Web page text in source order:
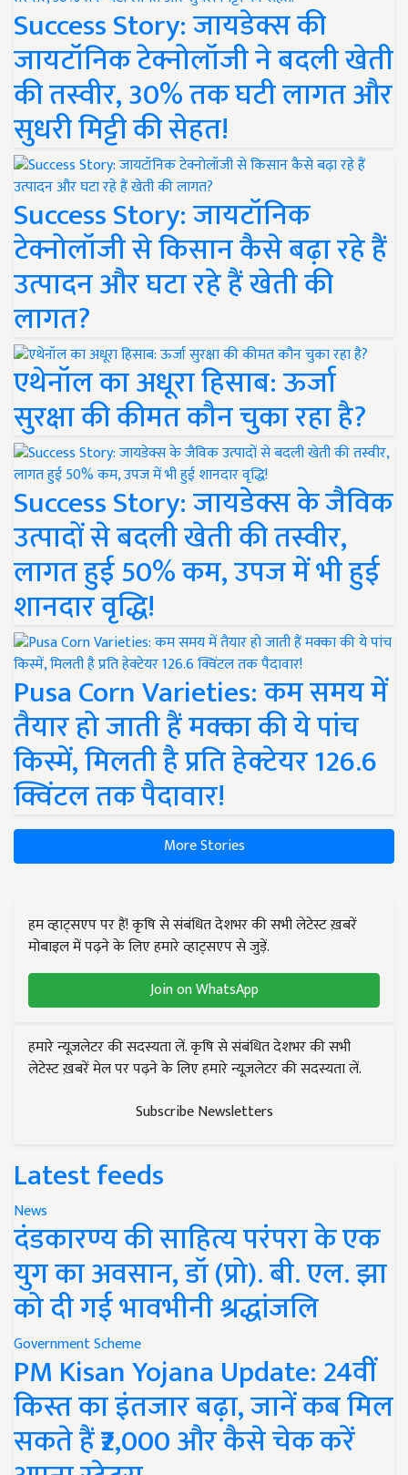
Success Story: जायडेक्स की
जायटॉनिक टेक्नोलॉजी ने बदली खेती
की तस्वीर, 30% तक घटी लागत और
सुधरी मिट्टी की सेहत!
Success Story: जायटॉनिक
टेक्नोलॉजी से किसान कैसे बढ़ा रहे हैं
उत्पादन और घटा रहे हैं खेती की
लागत?
एथेनॉल का अधूरा हिसाब: ऊर्जा
सुरक्षा की कीमत कौन चुका रहा है?
Success Story: जायडेक्स के जैविक
उत्पादों से बदली खेती की तस्वीर,
लागत हुई 50% कम, उपज में भी हुई
शानदार वृद्धि!
Pusa Corn Varieties: कम समय में
तैयार हो जाती हैं मक्का की ये पांच
किस्में, मिलती है प्रति हेक्टेयर 126.6
क्विंटल तक पैदावार!
More Stories
हम व्हाट्सएप पर हैं! कृषि से संबंधित देशभर की सभी लेटेस्ट ख़बरें
मोबाइल में पढ़ने के लिए हमारे व्हाट्सएप से जुड़ें.
Join on WhatsApp
हमारे न्यूज़लेटर की सदस्यता लें. कृषि से संबंधित देशभर की सभी
लेटेस्ट ख़बरें मेल पर पढ़ने के लिए हमारे न्यूज़लेटर की सदस्यता लें.
Subscribe Newsletters
Latest feeds
News
दंडकारण्य की साहित्य परंपरा के एक
युग का अवसान, डॉ (प्रो). बी. एल. झा
को दी गई भावभीनी श्रद्धांजलि
Government Scheme
PM Kisan Yojana Update: 24वीं
किस्त का इंतजार बढ़ा, जानें कब मिल
सकते हैं ₹2,000 और कैसे चेक करें